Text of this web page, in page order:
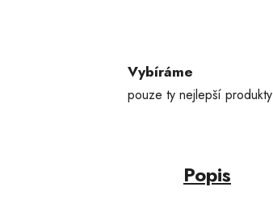
Vybíráme
pouze ty nejlepší produkty
Popis